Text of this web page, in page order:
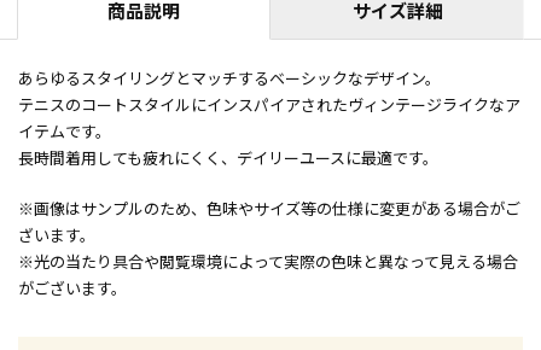
商品説明 サイズ詳細
あらゆるスタイリングとマッチするベーシックなデザイン。
テニスのコートスタイルにインスパイアされたヴィンテージライクなア
イテムです。
長時間着用しても疲れにくく、デイリーユースに最適です。
※画像はサンプルのため、色味やサイズ等の仕様に変更がある場合がご
ざいます。
※光の当たり具合や閲覧環境によって実際の色味と異なって見える場合
がございます。